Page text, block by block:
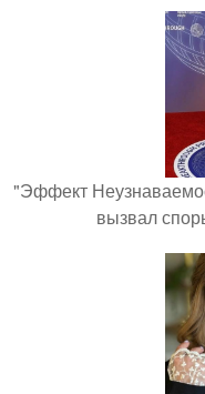
"Эффект
вызвал